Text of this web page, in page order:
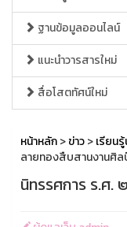
ฐานข้อมูลออนไลน์
แนะนำวารสารใหม่
สื่อโสตทัศน์ใหม่
หน้าหลัก>ข่าว>เรียน
ลายทองสืบสานงานศิล
นิทรรศการ ร.ศ